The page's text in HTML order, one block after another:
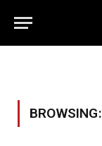
BROWSING: